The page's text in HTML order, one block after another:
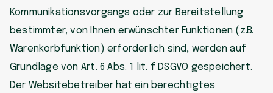
Kommunikationsvorgangs oder zur Bereitstellung
bestimmter, von Ihnen erwünschter Funktionen (z.B.
Warenkorbfunktion) erforderlich sind, werden auf
Grundlage von Art. 6 Abs. 1 lit. f DSGVO gespeichert.
Der Websitebetreiber hat ein berechtigtes